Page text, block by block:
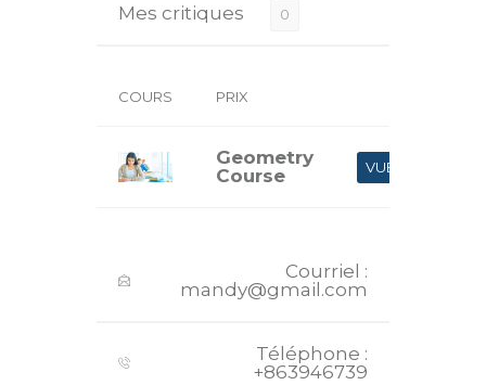
Mes critiques 0
COURS PRIX
Geometry
Course
VUE
Courriel :
mandy@gmail.com
Téléphone :
+863946739